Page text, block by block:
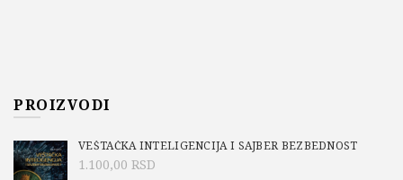
PROIZVODI
VEŠTAČKA INTELIGENCIJA I SAJBER BEZBEDNOST
1.100,00 RSD